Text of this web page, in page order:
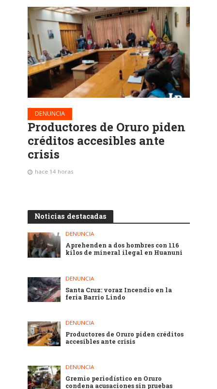
DENUNCIA
Productores de Oruro piden
créditos accesibles ante
crisis
hace 14 horas
Noticias destacadas
DENUNCIA
Aprehenden a dos hombres con 116
kilos de mineral ilegal en Huanuni
DENUNCIA
Santa Cruz: voraz Incendio en la
feria Barrio Lindo
DENUNCIA
Productores de Oruro piden créditos
accesibles ante crisis
DENUNCIA
Gremio periodístico en Oruro
condena acusaciones sin pruebas